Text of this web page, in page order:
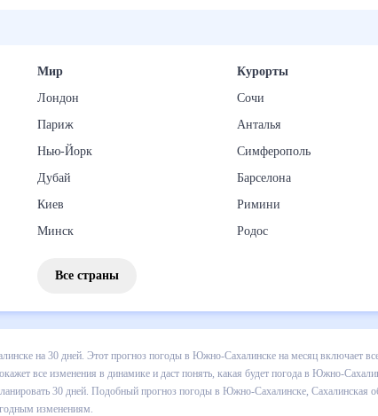
Мир
Лондон
Париж
Нью-Йорк
Дубай
Киев
Минск
Курорты
Сочи
Анталья
Симферополь
Барселона
Римини
Родос
Все страны
в Южно-Сахалинске на 30 дней. Этот прогноз погоды в
, выпадении осадков т.д. Хорошая визуализация прогноза
Южно-Сахалинске в ближайший месяц, к каким изменениям
погоды в Южно-Сахалинске, Сахалинская область, Россия,